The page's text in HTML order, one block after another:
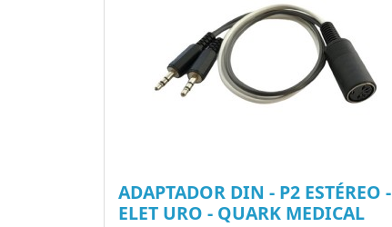
ADAPTADOR DIN - P2 ESTÉREO -
ELET URO - QUARK MEDICAL